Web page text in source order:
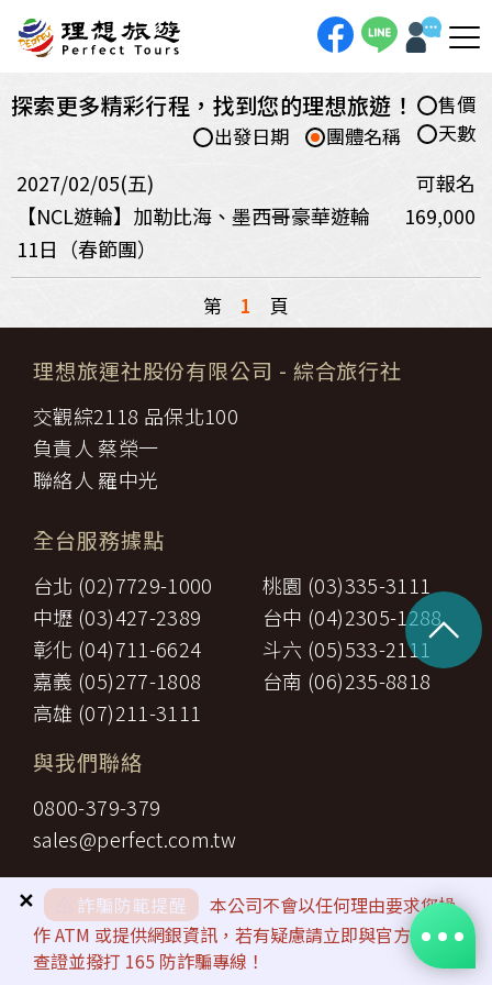
探索更多精彩行程，找到您的理想旅遊！
售價
天數
團體名稱
出發日期
2027/02/05(五)
可報名
【NCL遊輪】加勒比海、墨西哥豪華遊輪
11日（春節團）
169,000
第 1 頁
詐騙防範提醒
本公司不會以任何理由要求您操
作 ATM 或提供網銀資訊，若有疑慮請立即與官方客服
查證並撥打 165 防詐騙專線！
✕
理想旅運社股份有限公司 - 綜合旅行社
交觀綜2118 品保北100
負責人 蔡榮一
聯絡人 羅中光
全台服務據點
台北 (02)7729-1000
桃園 (03)335-3111
中壢 (03)427-2389
台中 (04)2305-1288
彰化 (04)711-6624
斗六 (05)533-2111
嘉義 (05)277-1808
台南 (06)235-8818
高雄 (07)211-3111
與我們聯絡
0800-379-379
sales@perfect.com.tw
^